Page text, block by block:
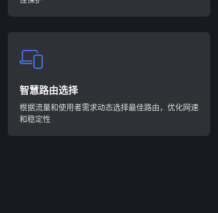
智慧路由选择
根据流量和使用者需求动态选择最佳路由，优化网速
和稳定性